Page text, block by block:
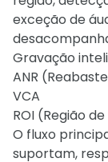
exceção de
Gravação
ANR
VCA
ROI (Região
O fluxo
suportam,